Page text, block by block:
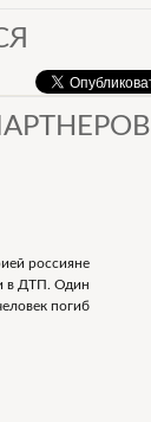
россияне
в ДТП. Один
погиб